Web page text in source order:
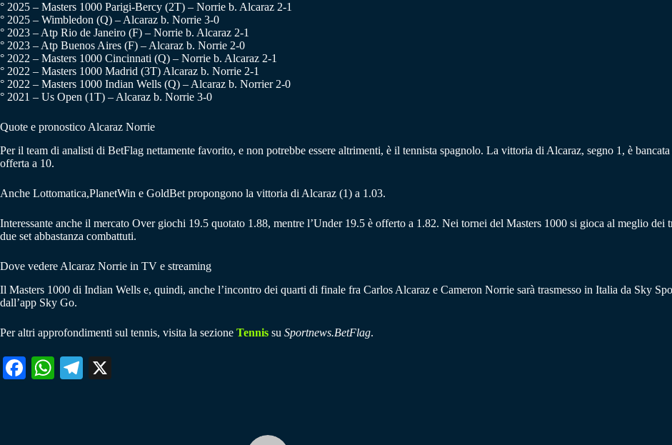
° 2025 – Masters 1000 Parigi-Bercy (2T) – Norrie b. Alcaraz 2-1
° 2025 – Wimbledon (Q) – Alcaraz b. Norrie 3-0
° 2023 – Atp Rio de Janeiro (F) – Norrie b. Alcaraz 2-1
° 2023 – Atp Buenos Aires (F) – Alcaraz b. Norrie 2-0
° 2022 – Masters 1000 Cincinnati (Q) – Norrie b. Alcaraz 2-1
° 2022 – Masters 1000 Madrid (3T) Alcaraz b. Norrie 2-1
° 2022 – Masters 1000 Indian Wells (Q) – Alcaraz b. Norrier 2-0
° 2021 – Us Open (1T) – Alcaraz b. Norrie 3-0
Quote e pronostico Alcaraz Norrie
Per il team di analisti di BetFlag nettamente favorito, e non potrebbe essere altrimenti, è il tennista spagnolo. La vittoria di Alcaraz, segno 1, è
offerta a 10.
Anche Lottomatica,PlanetWin e GoldBet propongono la vittoria di Alcaraz (1) a 1.03.
Interessante anche il mercato Over giochi 19.5 quotato 1.88, mentre l’Under 19.5 è offerto a 1.82. Nei tornei del Masters 1000 si gioca al meglio dei
due set abbastanza combattuti.
Dove vedere Alcaraz Norrie in TV e streaming
Il Masters 1000 di Indian Wells e, quindi, anche l’incontro dei quarti di finale fra Carlos Alcaraz e Cameron Norrie sarà trasmesso in Italia da Sky
dall’app Sky Go.
Per altri approfondimenti sul tennis, visita la sezione Tennis su Sportnews.BetFlag.
Fa W
Te